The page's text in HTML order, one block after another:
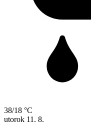
38/18 °C
utorok 11. 8.